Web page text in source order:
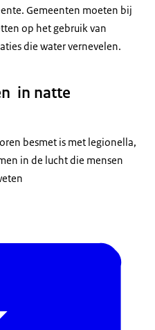
Gemeenten moeten bij
op het gebruik van
die water vernevelen.
in natte
besmet is met legionella,
in de lucht die mensen